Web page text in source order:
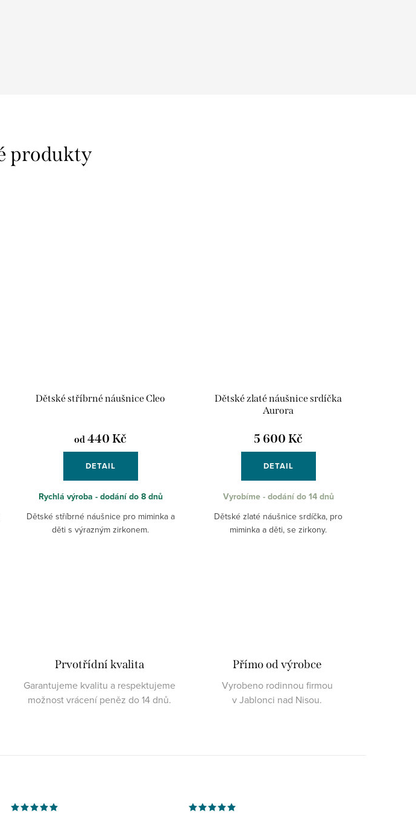
Dětské stříbrné náušnice Cleo
od 440 Kč
DETAIL
Rychlá výroba - dodání do 8 dnů
Dětské stříbrné náušnice pro miminka a
děti s výrazným zirkonem.
Dětské zlaté náušnice srdíčka
Aurora
5 600 Kč
DETAIL
Vyrobíme - dodání do 14 dnů
Dětské zlaté náušnice srdíčka, pro
miminka a děti, se zirkony.
Prvotřídní kvalita
Garantujeme kvalitu a respektujeme
možnost vrácení peněz do 14 dnů.
Přímo od výrobce
Vyrobeno rodinnou firmou
v Jablonci nad Nisou.